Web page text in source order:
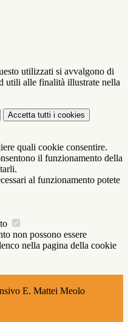
utilizzati si avvalgono di
utili alle finalità illustrate nella
Accetta tutti i cookies
quali cookie consentire.
il funzionamento della
al funzionamento potete
non possono essere
nella pagina della cookie
E. Mattei Meolo